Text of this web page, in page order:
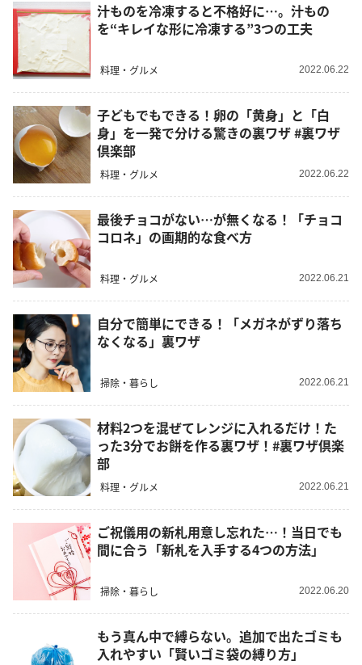
汁ものを冷凍すると不格好に…。汁もの
を“キレイな形に冷凍する”3つの工夫
料理・グルメ 2022.06.22
子どもでもできる！卵の「黄身」と「白
身」を一発で分ける驚きの裏ワザ #裏ワザ
倶楽部
料理・グルメ 2022.06.22
最後チョコがない…が無くなる！「チョコ
コロネ」の画期的な食べ方
料理・グルメ 2022.06.21
自分で簡単にできる！「メガネがずり落ち
なくなる」裏ワザ
掃除・暮らし 2022.06.21
材料2つを混ぜてレンジに入れるだけ！た
った3分でお餅を作る裏ワザ！#裏ワザ倶楽
部
料理・グルメ 2022.06.21
ご祝儀用の新札用意し忘れた…！当日でも
間に合う「新札を入手する4つの方法」
掃除・暮らし 2022.06.20
もう真ん中で縛らない。追加で出たゴミも
入れやすい「賢いゴミ袋の縛り方」